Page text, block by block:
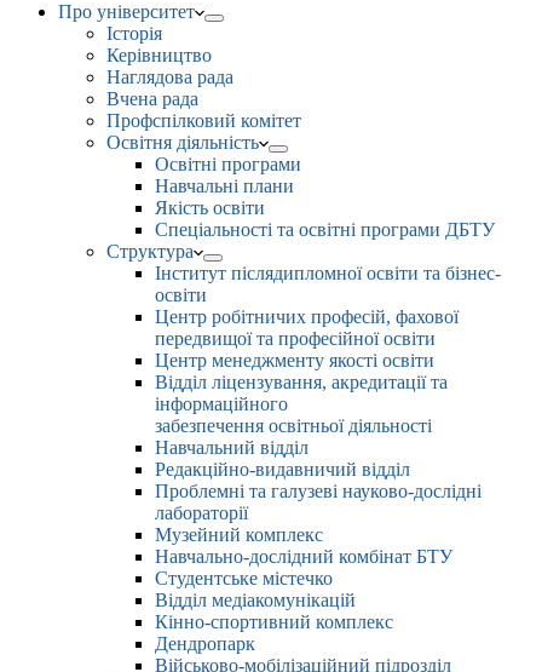
Про університет
Історія
Керівництво
Наглядова рада
Вчена рада
Профспілковий комітет
Освітня діяльність
Освітні програми
Навчальні плани
Якість освіти
Спеціальності та освітні програми ДБТУ
Структура
Інститут післядипломної освіти та бізнес-
освіти
Центр робітничих професій, фахової
передвищої та професійної освіти
Центр менеджменту якості освіти
Відділ ліцензування, акредитації та
інформаційного
забезпечення освітньої діяльності
Навчальний відділ
Редакційно-видавничий відділ
Проблемні та галузеві науково-дослідні
лабораторії
Музейний комплекс
Навчально-дослідний комбінат БТУ
Студентське містечко
Відділ медіакомунікацій
Кінно-спортивний комплекс
Дендропарк
Військово-мобілізаційний підрозділ